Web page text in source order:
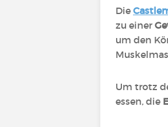
Die
zu einer
um den
Um trotz
essen, die